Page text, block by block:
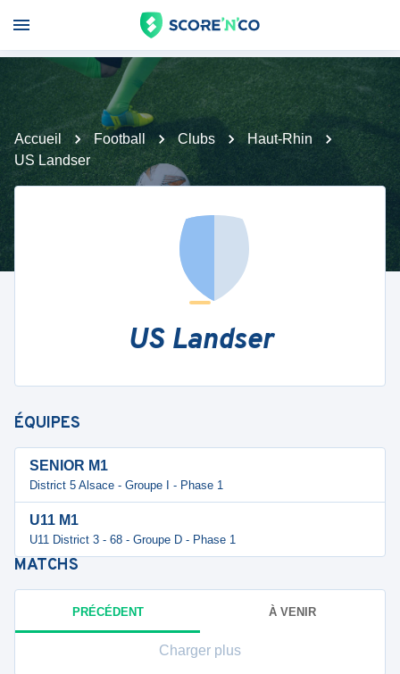
Accueil Football Clubs
Haut-Rhin
US Landser
US Landser
ÉQUIPES
SENIOR M1
District 5 Alsace - Groupe I - Phase 1
U11 M1
U11 District 3 - 68 - Groupe D - Phase 1
MATCHS
PRÉCÉDENT À VENIR
Charger plus